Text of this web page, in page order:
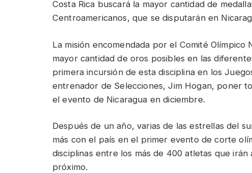
Costa Rica buscará la mayor cantidad de
Centroamericanos, que se disputarán en
La misión encomendada por el Comité
mayor cantidad de oros posibles en las
primera incursión de esta disciplina en los
entrenador de Selecciones, Jim Hogan, poner
el evento de Nicaragua en diciembre.
Después de un año, varias de las estrellas del
más con el país en el primer evento de corte
disciplinas entre los más de 400 atletas que
próximo.